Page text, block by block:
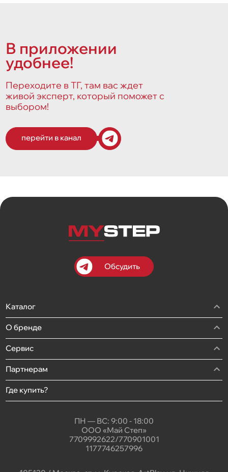
В приложении
удобнее!
Переходите в ТГ, там вас ждет
живой эксперт, который поможет с
выбором!
перейти в канал
Обсудить
Каталог
О бренде
Сервис
Партнерам
Где купить?
ПН — ВС: 9:00 - 18:00
ООО «Май Степ»
7709992622/770901001
1177746257996